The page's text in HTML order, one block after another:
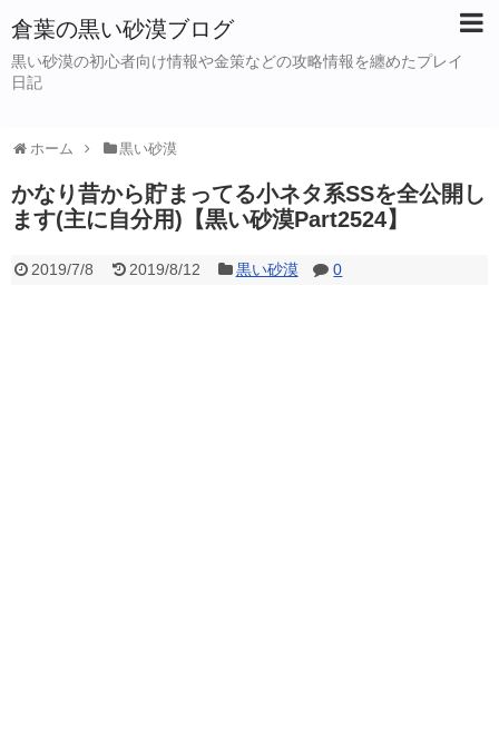
倉葉の黒い砂漠ブログ
黒い砂漠の初心者向け情報や金策などの攻略情報を纏めたプレイ
日記
ホーム 黒い砂漠
かなり昔から貯まってる小ネタ系SSを全公開し
ます(主に自分用)【黒い砂漠Part2524】
2019/7/8 2019/8/12 黒い砂漠 0